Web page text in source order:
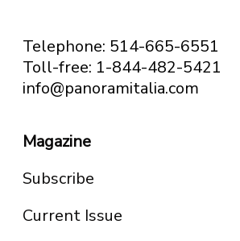
Telephone: 514-665-6551
Toll-free: 1-844-482-5421
info@panoramitalia.com
Magazine
Subscribe
Current Issue